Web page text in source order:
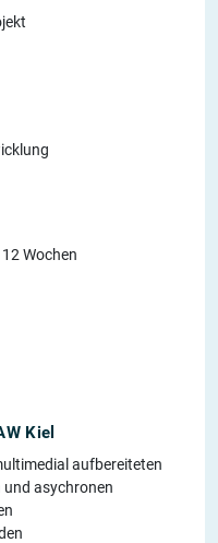
Wochen
Kiel
aufbereiteten
asychronen